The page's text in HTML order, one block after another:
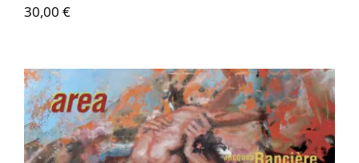
30,00 €